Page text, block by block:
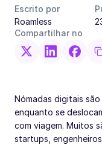
Escrito por
Roamless
Compartilhar no
Nómadas digitais
enquanto se
com viagem. Muitos
startups,